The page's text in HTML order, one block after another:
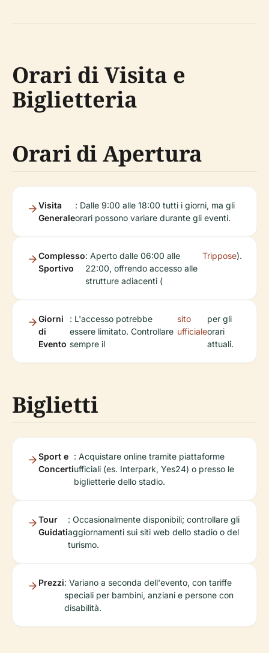
Orari di Visita e
Biglietteria
Orari di Apertura
Visita
Generale
: Dalle 9:00 alle 18:00 tutti i giorni, ma gli
orari possono variare durante gli eventi.
Complesso
Sportivo
: Aperto dalle 06:00 alle
22:00, offrendo accesso alle
strutture adiacenti (
Trippose).
Giorni
di
Evento
: L'accesso potrebbe
essere limitato. Controllare
sempre il
sito
ufficiale
per gli
orari
attuali.
Biglietti
Sport e
Concerti
: Acquistare online tramite piattaforme
ufficiali (es. Interpark, Yes24) o presso le
biglietterie dello stadio.
Tour
Guidati
: Occasionalmente disponibili; controllare gli
aggiornamenti sui siti web dello stadio o del
turismo.
Prezzi: Variano a seconda dell'evento, con tariffe
speciali per bambini, anziani e persone con
disabilità.